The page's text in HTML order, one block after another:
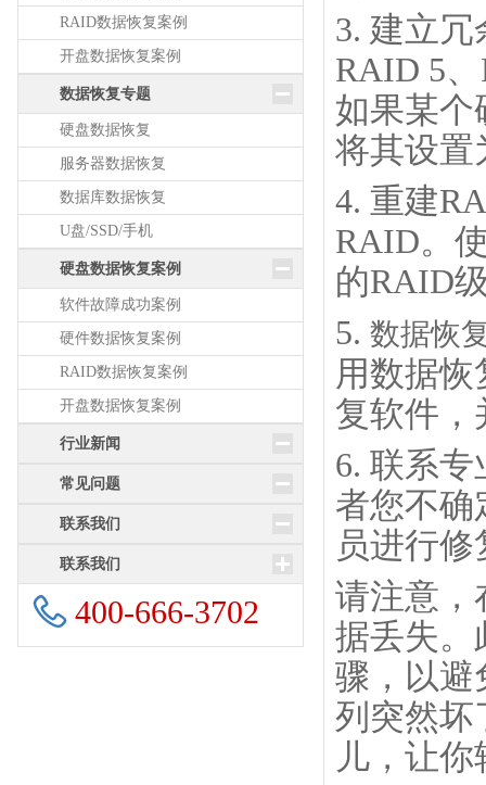
RAID数据恢复案例
开盘数据恢复案例
数据恢复专题
硬盘数据恢复
服务器数据恢复
数据库数据恢复
U盘/SSD/手机
硬盘数据恢复案例
软件故障成功案例
硬件数据恢复案例
RAID数据恢复案例
开盘数据恢复案例
行业新闻
常见问题
联系我们
联系我们
400-666-3702
3. 建立
RAID 5
如果某个
将其设置
4. 重建
RAID。
的RAID
5. 数据恢
用数据
复软件，
6. 联系
者您不确
员进行修
请注意，
据丢失。
骤，以避
列突然坏
儿，让